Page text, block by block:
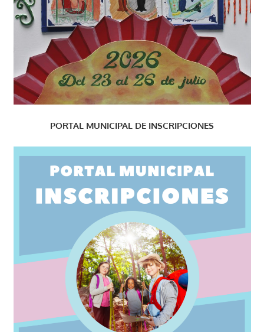
PORTAL MUNICIPAL DE INSCRIPCIONES